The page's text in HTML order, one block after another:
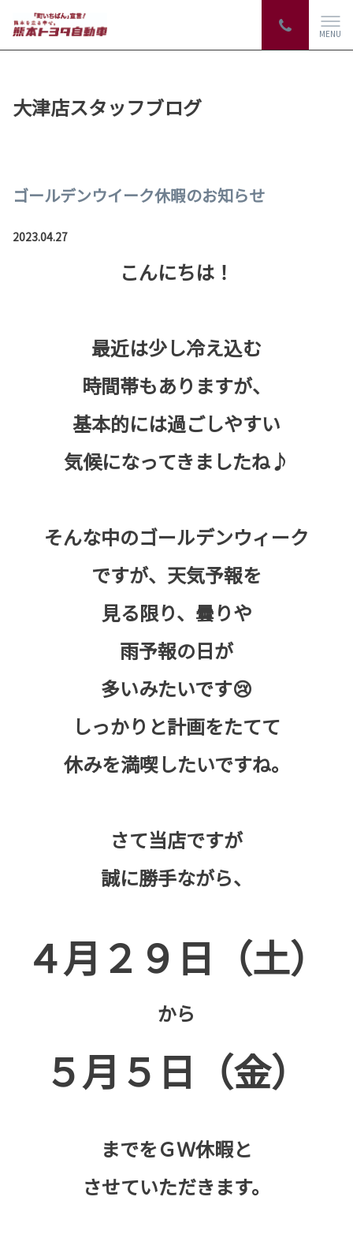
MENU
大津店スタッフブログ
ゴールデンウイーク休暇のお知らせ
2023.04.27
こんにちは！
最近は少し冷え込む
時間帯もありますが、
基本的には過ごしやすい
気候になってきましたね♪
そんな中のゴールデンウィーク
ですが、天気予報を
見る限り、曇りや
雨予報の日が
多いみたいです😢
しっかりと計画をたてて
休みを満喫したいですね。
さて当店ですが
誠に勝手ながら、
４月２９日（土）
から
５月５日（金）
までをＧＷ休暇と
させていただきます。